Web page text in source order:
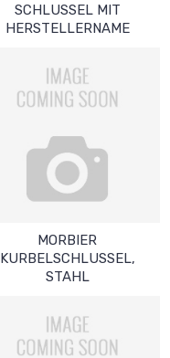
SCHLUSSEL MIT
HERSTELLERNAME
MORBIER
KURBELSCHLUSSEL,
STAHL